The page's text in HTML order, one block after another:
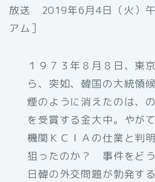
放送 2019年6月4日（火）午
アム］
１９７３年８月８日、東
ら、突如、韓国の大統領
煙のように消えたのは、
を受賞する金大中。やが
機関ＫＣＩＡの仕業と判
狙ったのか？ 事件をど
日韓の外交問題が勃発す